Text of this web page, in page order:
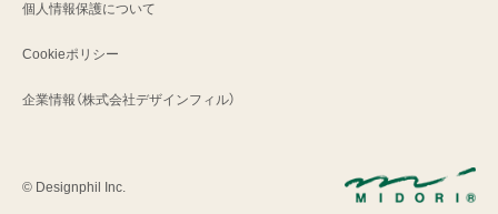
個人情報保護について
Cookieポリシー
企業情報（株式会社デザインフィル）
© Designphil Inc.